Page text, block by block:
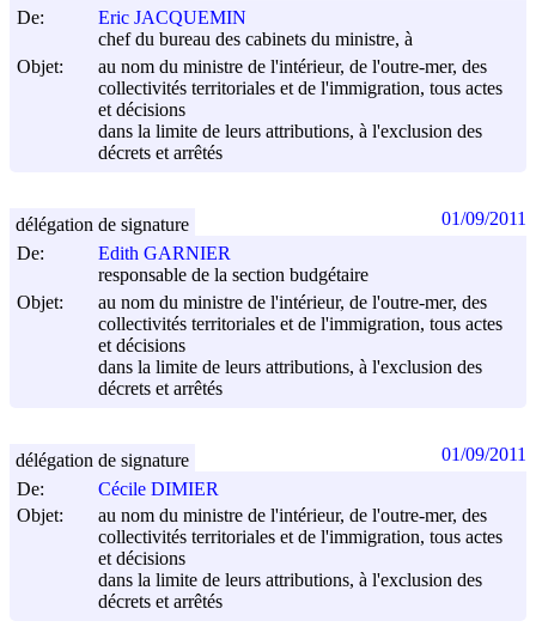
De:
Eric JACQUEMIN
chef du bureau des cabinets du ministre, à
Objet:
au nom du ministre de l'intérieur, de l'outre-mer, des
collectivités territoriales et de l'immigration, tous actes
et décisions
dans la limite de leurs attributions, à l'exclusion des
décrets et arrêtés
De:
Edith GARNIER
responsable de la section budgétaire
Objet:
au nom du ministre de l'intérieur, de l'outre-mer, des
collectivités territoriales et de l'immigration, tous actes
et décisions
dans la limite de leurs attributions, à l'exclusion des
décrets et arrêtés
délégation de signature 01/09/2011
De:
Cécile DIMIER
Objet:
au nom du ministre de l'intérieur, de l'outre-mer, des
collectivités territoriales et de l'immigration, tous actes
et décisions
dans la limite de leurs attributions, à l'exclusion des
décrets et arrêtés
délégation de signature 01/09/2011